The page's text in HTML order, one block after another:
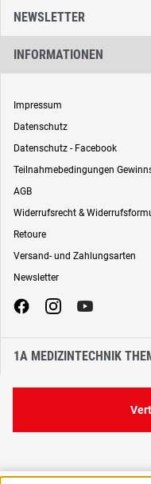
NEWSLETTER
INFORMATIONEN
Impressum
Datenschutz
Datenschutz - Facebook
Teilnahmebedingungen
AGB
Widerrufsrecht &
Retoure
Versand- und Zahlungsarten
Newsletter
1A MEDIZINTECHNIK